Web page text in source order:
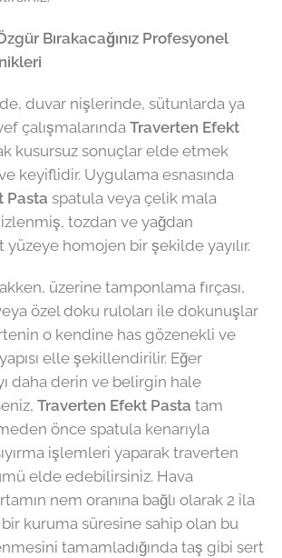
Özgür Bırakacağınız Profesyonel
duvar nişlerinde, sütunlarda ya
çalışmalarında Traverten Efekt
kusursuz sonuçlar elde etmek
keyiflidir. Uygulama esnasında
Pasta spatula veya çelik mala
tozdan ve yağdan
yüzeye homojen bir şekilde yayılır.
üzerine tamponlama fırçası,
özel doku ruloları ile dokunuşlar
o kendine has gözenekli ve
elle şekillendirilir. Eğer
daha derin ve belirgin hale
Traverten Efekt Pasta tam
önce spatula kenarıyla
işlemleri yaparak traverten
elde edebilirsiniz. Hava
nem oranına bağlı olarak 2 ila
bir kuruma süresine sahip olan bu
tamamladığında taş gibi sert